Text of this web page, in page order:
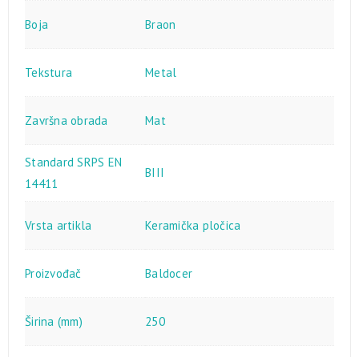
Boja Braon
Tekstura Metal
Završna obrada Mat
Standard SRPS EN
14411
BIII
Vrsta artikla Keramička pločica
Proizvođač Baldocer
Širina (mm) 250